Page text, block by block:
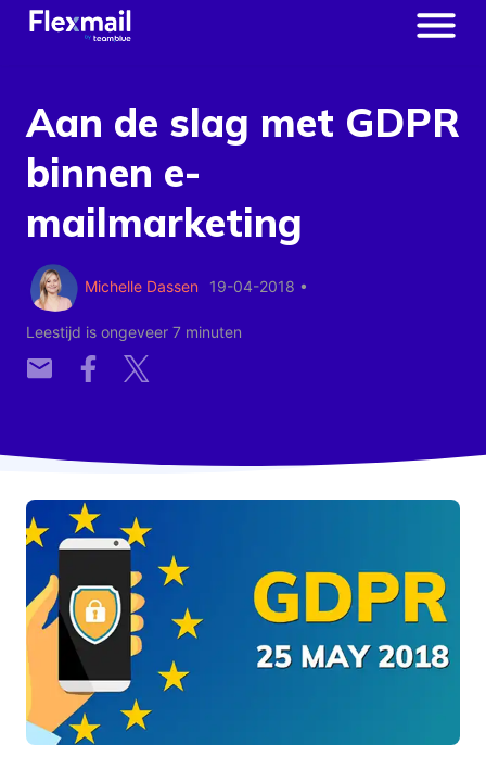
Aan de slag met GDPR
binnen e-
mailmarketing
Michelle Dassen 19-04-2018 •
Leestijd is ongeveer 7 minuten